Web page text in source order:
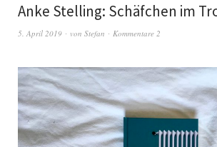
Anke Stelling: Schäfchen im
5. April 2019 von Stefan Kommentare 2